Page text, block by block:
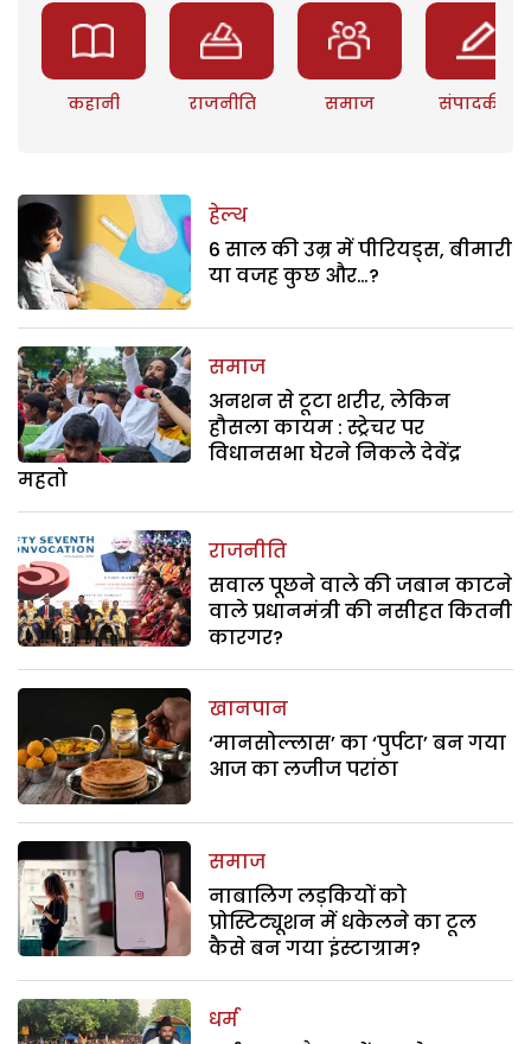
कहानी राजनीति समाज संपादकीय
हेल्थ
6 साल की उम्र में पीरियड्स, बीमारी
या वजह कुछ और…?
समाज
अनशन से टूटा शरीर, लेकिन
हौसला कायम : स्ट्रेचर पर
विधानसभा घेरने निकले देवेंद्र
महतो
राजनीति
सवाल पूछने वाले की जबान काटने
वाले प्रधानमंत्री की नसीहत कितनी
कारगर?
खानपान
‘मानसोल्लास’ का ‘पुर्पटा’ बन गया
आज का लजीज परांठा
समाज
नाबालिग लड़कियों को
प्रोस्टिट्यूशन में धकेलने का टूल
कैसे बन गया इंस्टाग्राम?
धर्म